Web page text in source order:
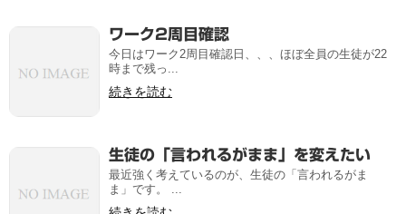
ワーク2周目確認
今日はワーク2周目確認日、、、ほぼ全員の生徒が22
時まで残っ...
続きを読む
生徒の「言われるがまま」を変えたい
最近強く考えているのが、生徒の「言われるがま
ま」です。 ...